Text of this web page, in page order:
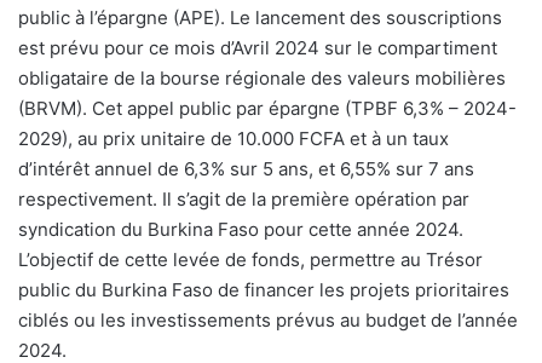
public à l’épargne (APE). Le lancement des souscriptions
est prévu pour ce mois d’Avril 2024 sur le compartiment
obligataire de la bourse régionale des valeurs mobilières
(BRVM). Cet appel public par épargne (TPBF 6,3% – 2024-
2029), au prix unitaire de 10.000 FCFA et à un taux
d’intérêt annuel de 6,3% sur 5 ans, et 6,55% sur 7 ans
respectivement. Il s’agit de la première opération par
syndication du Burkina Faso pour cette année 2024.
L’objectif de cette levée de fonds, permettre au Trésor
public du Burkina Faso de financer les projets prioritaires
ciblés ou les investissements prévus au budget de l’année
2024.